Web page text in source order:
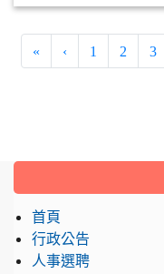
« ‹ 1 2 3
:::
首頁
行政公告
人事選聘